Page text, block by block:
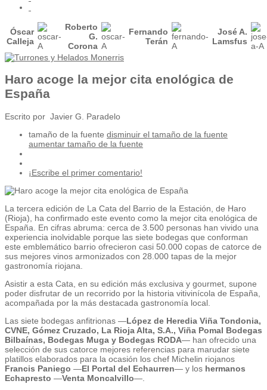
Óscar
Calleja
Roberto
G.
Corona
Fernando
Terán
José A.
Lamsfus
Haro acoge la mejor cita enológica de
España
Escrito por Javier G. Paradelo
tamaño de la fuente disminuir el tamaño de la fuente
aumentar tamaño de la fuente
¡Escribe el primer comentario!
La tercera edición de La Cata del Barrio de la Estación, de Haro
(Rioja), ha confirmado este evento como la mejor cita enológica de
España. En cifras abruma: cerca de 3.500 personas han vivido una
experiencia inolvidable porque las siete bodegas que conforman
este emblemático barrio ofrecieron casi 50.000 copas de catorce de
sus mejores vinos armonizados con 28.000 tapas de la mejor
gastronomía riojana.
Asistir a esta Cata, en su edición más exclusiva y gourmet, supone
poder disfrutar de un recorrido por la historia vitivinícola de España,
acompañada por la más destacada gastronomía local.
Las siete bodegas anfitrionas —López de Heredia Viña Tondonia,
CVNE, Gómez Cruzado, La Rioja Alta, S.A., Viña Pomal Bodegas
Bilbaínas, Bodegas Muga y Bodegas RODA— han ofrecido una
selección de sus catorce mejores referencias para marudar siete
platillos elaborados para la ocasión los chef Michelin riojanos
Francis Paniego —El Portal del Echaurren— y los hermanos
Echapresto —Venta Moncalvillo—.